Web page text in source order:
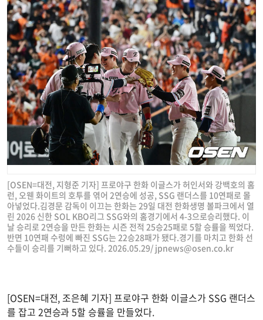
[OSEN=대전, 지형준 기자] 프로야구 한화 이글스가 허인서와 강백호의 홈
런, 오웬 화이트의 호투를 엮어 2연승에 성공, SSG 랜더스를 10연패로 몰
아넣었다.김경문 감독이 이끄는 한화는 29일 대전 한화생명 볼파크에서 열
린 2026 신한 SOL KBO리그 SSG와의 홈경기에서 4-3으로승리했다. 이
날 승리로 2연승을 만든 한화는 시즌 전적 25승25패로 5할 승률을 찍었다.
반면 10연패 수렁에 빠진 SSG는 22승28패가 됐다.경기를 마치고 한화 선
수들이 승리를 기뻐하고 있다. 2026.05.29/ jpnews@osen.co.kr
[OSEN=대전, 조은혜 기자] 프로야구 한화 이글스가 SSG 랜더스
를 잡고 2연승과 5할 승률을 만들었다.